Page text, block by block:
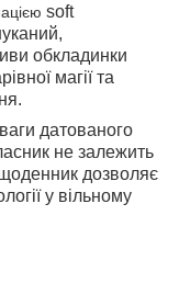
soft
обкладинки
магії та
датованого
не залежить
дозволяє
у вільному